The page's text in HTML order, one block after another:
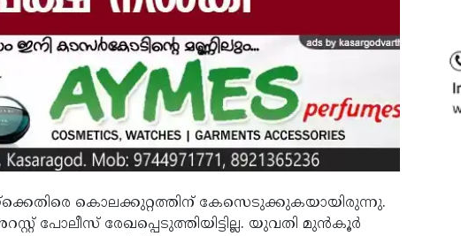
കൊലക്കുറ്റത്തിന് കേസെടുക്കുകയായിരുന്നു.
പോലീസ് രേഖപ്പെടുത്തിയിട്ടില്ല. യുവതി മുന്‍കൂര്‍